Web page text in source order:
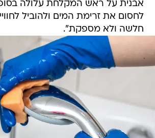
אבנית על ראש המקלחת עלולה
לחסום את זרימת המים ולהוביל
חלשה ולא מספקת".